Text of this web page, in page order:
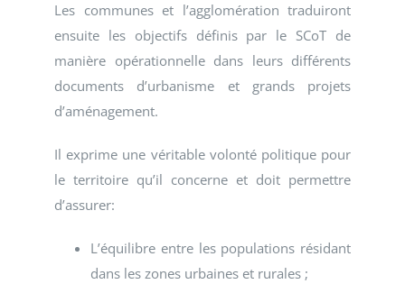
Les communes et l’agglomération traduiront
ensuite les objectifs définis par le SCoT de
manière opérationnelle dans leurs différents
documents d’urbanisme et grands projets
d’aménagement.
Il exprime une véritable volonté politique pour
le territoire qu’il concerne et doit permettre
d’assurer:
L’équilibre entre les populations résidant
dans les zones urbaines et rurales ;